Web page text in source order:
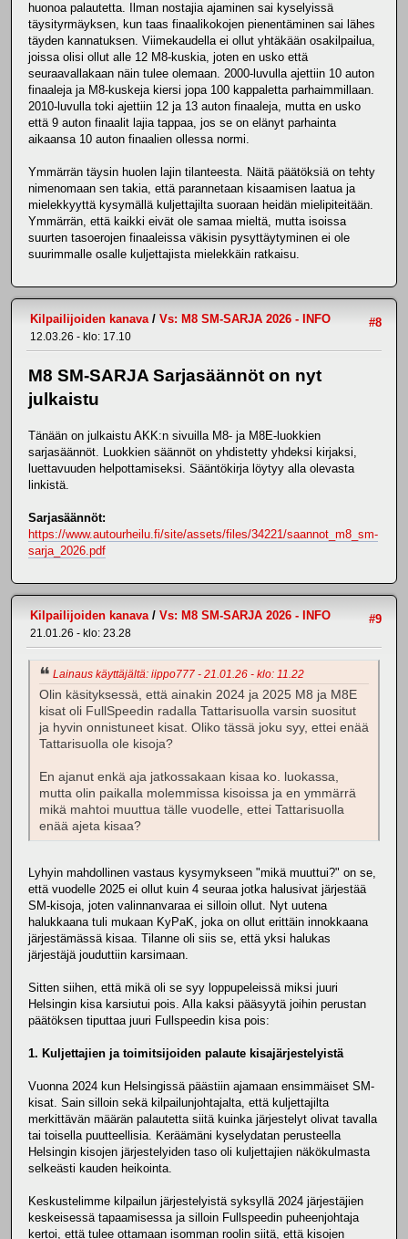
huonoa palautetta. Ilman nostajia ajaminen sai kyselyissä
täysityrmäyksen, kun taas finaalikokojen pienentäminen sai lähes
täyden kannatuksen. Viimekaudella ei ollut yhtäkään osakilpailua,
joissa olisi ollut alle 12 M8-kuskia, joten en usko että
seuraavallakaan näin tulee olemaan. 2000-luvulla ajettiin 10 auton
finaaleja ja M8-kuskeja kiersi jopa 100 kappaletta parhaimmillaan.
2010-luvulla toki ajettiin 12 ja 13 auton finaaleja, mutta en usko
että 9 auton finaalit lajia tappaa, jos se on elänyt parhainta
aikaansa 10 auton finaalien ollessa normi.
Ymmärrän täysin huolen lajin tilanteesta. Näitä päätöksiä on tehty
nimenomaan sen takia, että parannetaan kisaamisen laatua ja
mielekkyyttä kysymällä kuljettajilta suoraan heidän mielipiteitään.
Ymmärrän, että kaikki eivät ole samaa mieltä, mutta isoissa
suurten tasoerojen finaaleissa väkisin pysyttäytyminen ei ole
suurimmalle osalle kuljettajista mielekkäin ratkaisu.
#8
Kilpailijoiden kanava/ Vs: M8 SM-SARJA 2026 - INFO
12.03.26 - klo: 17.10
M8 SM-SARJA Sarjasäännöt on nyt
julkaistu
Tänään on julkaistu AKK:n sivuilla M8- ja M8E-luokkien
sarjasäännöt. Luokkien säännöt on yhdistetty yhdeksi kirjaksi,
luettavuuden helpottamiseksi. Sääntökirja löytyy alla olevasta
linkistä.
Sarjasäännöt:
https://www.autourheilu.fi/site/assets/files/34221/saannot_m8_sm-
sarja_2026.pdf
#9
Kilpailijoiden kanava/ Vs: M8 SM-SARJA 2026 - INFO
21.01.26 - klo: 23.28
Lainaus käyttäjältä: iippo777 - 21.01.26 - klo: 11.22
Olin käsityksessä, että ainakin 2024 ja 2025 M8 ja M8E
kisat oli FullSpeedin radalla Tattarisuolla varsin suositut
ja hyvin onnistuneet kisat. Oliko tässä joku syy, ettei enää
Tattarisuolla ole kisoja?
En ajanut enkä aja jatkossakaan kisaa ko. luokassa,
mutta olin paikalla molemmissa kisoissa ja en ymmärrä
mikä mahtoi muuttua tälle vuodelle, ettei Tattarisuolla
enää ajeta kisaa?
Lyhyin mahdollinen vastaus kysymykseen "mikä muuttui?" on se,
että vuodelle 2025 ei ollut kuin 4 seuraa jotka halusivat järjestää
SM-kisoja, joten valinnanvaraa ei silloin ollut. Nyt uutena
halukkaana tuli mukaan KyPaK, joka on ollut erittäin innokkaana
järjestämässä kisaa. Tilanne oli siis se, että yksi halukas
järjestäjä jouduttiin karsimaan.
Sitten siihen, että mikä oli se syy loppupeleissä miksi juuri
Helsingin kisa karsiutui pois. Alla kaksi pääsyytä joihin perustan
päätöksen tiputtaa juuri Fullspeedin kisa pois:
1. Kuljettajien ja toimitsijoiden palaute kisajärjestelyistä
Vuonna 2024 kun Helsingissä päästiin ajamaan ensimmäiset SM-
kisat. Sain silloin sekä kilpailunjohtajalta, että kuljettajilta
merkittävän määrän palautetta siitä kuinka järjestelyt olivat tavalla
tai toisella puutteellisia. Keräämäni kyselydatan perusteella
Helsingin kisojen järjestelyiden taso oli kuljettajien näkökulmasta
selkeästi kauden heikointa.
Keskustelimme kilpailun järjestelyistä syksyllä 2024 järjestäjien
keskeisessä tapaamisessa ja silloin Fullspeedin puheenjohtaja
kertoi, että tulee ottamaan isomman roolin siitä, että kisojen